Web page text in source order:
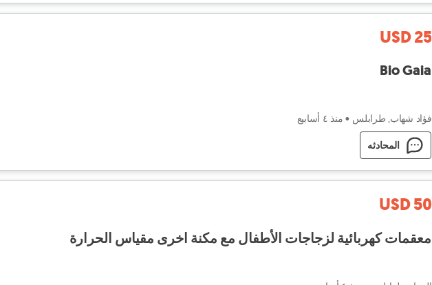
USD 25
Bio Gaia
فؤاد شهاب, طرابلس • منذ ٤ أسابيع
المحادثه
USD 50
معقمات كهربائية لزجاجات الأطفال مع مكنة اخرى مقياس الحرارة